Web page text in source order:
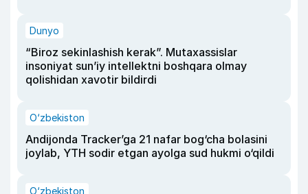
Dunyo
“Biroz sekinlashish kerak”. Mutaxassislar
insoniyat sun’iy intellektni boshqara olmay
qolishidan xavotir bildirdi
O‘zbekiston
Andijonda Tracker’ga 21 nafar bog‘cha bolasini
joylab, YTH sodir etgan ayolga sud hukmi o‘qildi
O‘zbekiston